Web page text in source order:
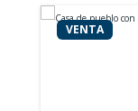
VENTA